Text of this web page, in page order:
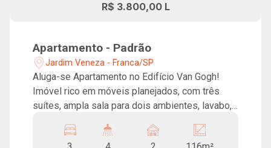
R$ 3.800,00 L
Apartamento - Padrão
Jardim Veneza - Franca/SP
Aluga-se Apartamento no Edifício Van Gogh!
Imóvel rico em móveis planejados, com três
suítes, ampla sala para dois ambientes, lavabo,
de garagem. Lazer completo para toda a família,